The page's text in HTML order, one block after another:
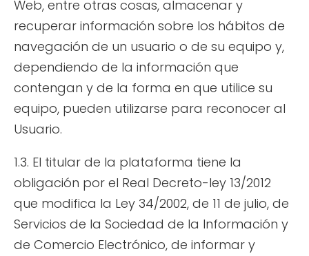
Web, entre otras cosas, almacenar y
recuperar información sobre los hábitos de
navegación de un usuario o de su equipo y,
dependiendo de la información que
contengan y de la forma en que utilice su
equipo, pueden utilizarse para reconocer al
Usuario.
1.3. El titular de la plataforma tiene la
obligación por el Real Decreto-ley 13/2012
que modifica la Ley 34/2002, de 11 de julio, de
Servicios de la Sociedad de la Información y
de Comercio Electrónico, de informar y